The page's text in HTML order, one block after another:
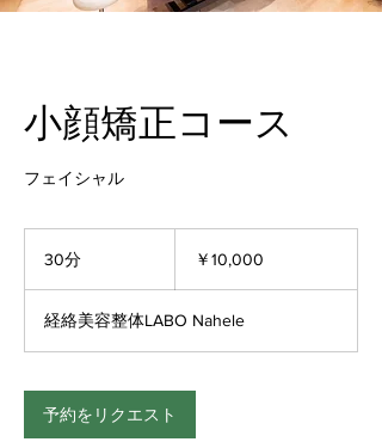
小顔矯正コース
フェイシャル
30分 ￥10,000
経絡美容整体LABO Nahele
予約をリクエスト